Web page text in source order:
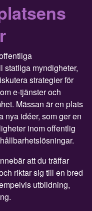
statliga myndigheter,
strategier för
e-tjänster och
Mässan är en plats
nya idéer, som ger en
inom offentlig
att du träffar
riktar sig till en bred
utbildning,